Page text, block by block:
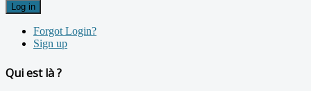
Log in
Forgot Login?
Sign up
Qui est là ?